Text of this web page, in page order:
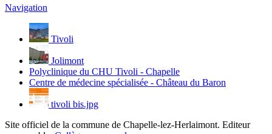
Navigation
Tivoli
Jolimont
Polyclinique du CHU Tivoli - Chapelle
Centre de médecine spécialisée - Château du Baron
tivoli bis.jpg
Site officiel de la commune de Chapelle-lez-Herlaimont. Editeur